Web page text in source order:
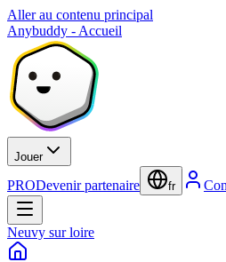
Aller au contenu principal
Anybuddy - Accueil
Jouer
PRODevenir partenaire fr
Neuvy sur loire